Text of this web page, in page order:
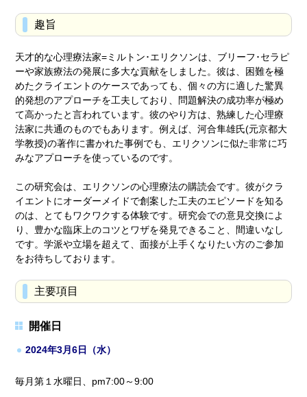
趣旨
天才的な心理療法家=ミルトン･エリクソンは、ブリーフ･セラピ
ーや家族療法の発展に多大な貢献をしました。彼は、困難を極
めたクライエントのケースであっても、個々の方に適した驚異
的発想のアプローチを工夫しており、問題解決の成功率が極め
て高かったと言われています。彼のやり方は、熟練した心理療
法家に共通のものでもあります。例えば、河合隼雄氏(元京都大
学教授)の著作に書かれた事例でも、エリクソンに似た非常に巧
みなアプローチを使っているのです。
この研究会は、エリクソンの心理療法の購読会です。彼がクラ
イエントにオーダーメイドで創案した工夫のエピソードを知る
のは、とてもワクワクする体験です。研究会での意見交換によ
り、豊かな臨床上のコツとワザを発見できること、間違いなし
です。学派や立場を超えて、面接が上手くなりたい方のご参加
をお待ちしております。
主要項目
開催日
2024年3月6日（水）
毎月第１水曜日、pm7:00～9:00